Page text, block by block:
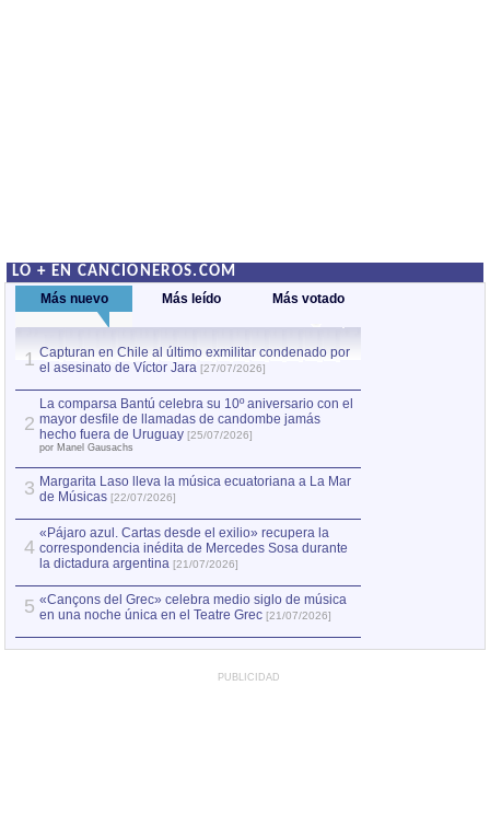
LO + EN CANCIONEROS.COM
Más nuevo Más leído Más votado
1 Capturan en Chile al último exmilitar condenado por
el asesinato de Víctor Jara [27/07/2026]
2
La comparsa Bantú celebra su 10º aniversario con el
mayor desfile de llamadas de candombe jamás
hecho fuera de Uruguay [25/07/2026]
por Manel Gausachs
3 Margarita Laso lleva la música ecuatoriana a La Mar
de Músicas [22/07/2026]
4
«Pájaro azul. Cartas desde el exilio» recupera la
correspondencia inédita de Mercedes Sosa durante
la dictadura argentina [21/07/2026]
5 «Cançons del Grec» celebra medio siglo de música
en una noche única en el Teatre Grec [21/07/2026]
PUBLICIDAD